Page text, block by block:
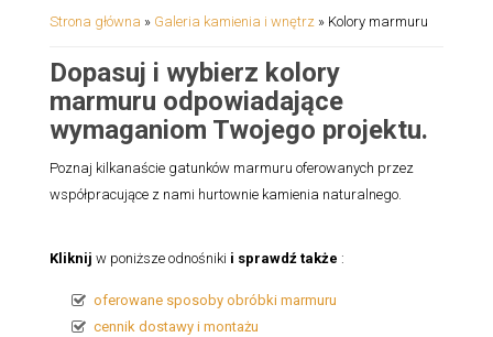
Strona główna » Galeria kamienia i wnętrz » Kolory marmuru
Dopasuj i wybierz kolory
marmuru odpowiadające
wymaganiom Twojego projektu.
Poznaj kilkanaście gatunków marmuru oferowanych przez
współpracujące z nami hurtownie kamienia naturalnego.
Kliknij w poniższe odnośniki i sprawdź także :
oferowane sposoby obróbki marmuru
cennik dostawy i montażu